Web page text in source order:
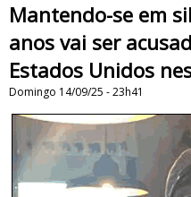
Mantendo-se em
anos vai ser
Estados Unidos
Domingo 14/09/25 - 23h41